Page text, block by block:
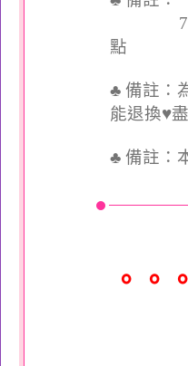
7個工
點
♣ 備註：
能退換♥
♣ 備註：
。。